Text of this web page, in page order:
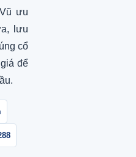
ưu
lưu
cổ
để